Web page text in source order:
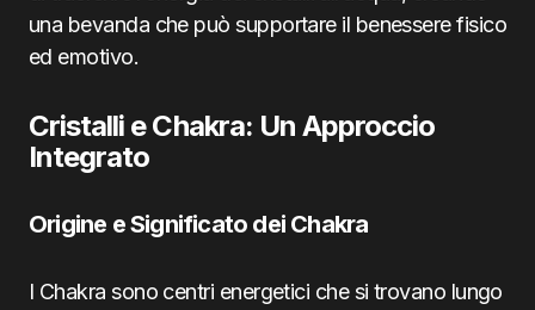
una bevanda che può supportare il benessere fisico
ed emotivo.
Cristalli e Chakra: Un Approccio
Integrato
Origine e Significato dei Chakra
I Chakra sono centri energetici che si trovano lungo